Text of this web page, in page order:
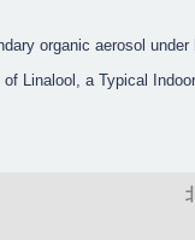
organic aerosol
Linalool, a Typical